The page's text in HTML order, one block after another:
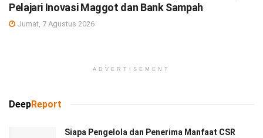
Pelajari Inovasi Maggot dan Bank Sampah
Jumat, 7 Agustus 2026
ADVERTISEMENT
DeepReport
Siapa Pengelola dan Penerima Manfaat CSR